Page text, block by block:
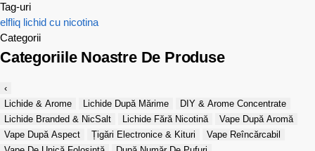
Tag-uri
elfliq lichid cu nicotina
Categorii
Categoriile Noastre De Produse
‹
Lichide & Arome
Lichide După Mărime
DIY & Arome Concentrate
Lichide Branded & NicSalt
Lichide Fără Nicotină
Vape După Aromă
Vape După Aspect
Țigări Electronice & Kituri
Vape Reîncărcabil